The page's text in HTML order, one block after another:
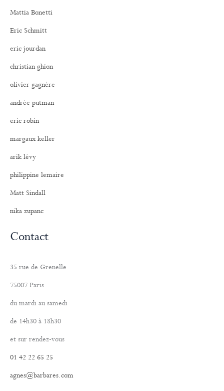
Mattia Bonetti
Eric Schmitt
eric jourdan
christian ghion
olivier gagnère
andrée putman
eric robin
margaux keller
arik lévy
philippine lemaire
Matt Sindall
nika zupanc
Contact
35 rue de Grenelle
75007 Paris
du mardi au samedi
de 14h30 à 18h30
et sur rendez-vous
01 42 22 65 25
agnes@barbares.com